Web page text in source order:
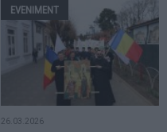
EVENIMENT
26.03.2026